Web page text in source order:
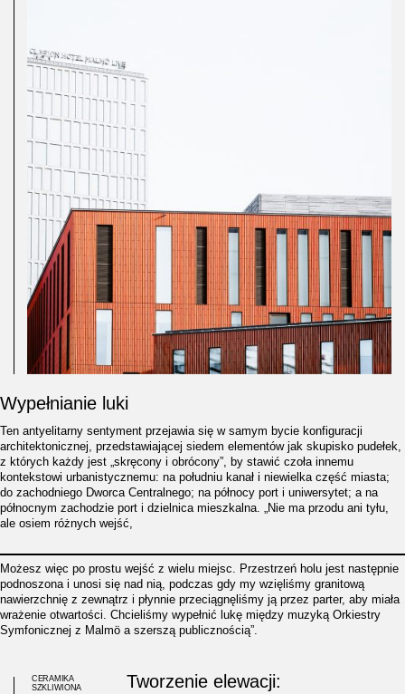
Wypełnianie luki
Ten antyelitarny sentyment przejawia się w samym bycie konfiguracji
architektonicznej, przedstawiającej siedem elementów jak skupisko pudełek,
z których każdy jest „skręcony i obrócony”, by stawić czoła innemu
kontekstowi urbanistycznemu: na południu kanał i niewielka część miasta;
do zachodniego Dworca Centralnego; na północy port i uniwersytet; a na
północnym zachodzie port i dzielnica mieszkalna. „Nie ma przodu ani tyłu,
ale osiem różnych wejść,
Możesz więc po prostu wejść z wielu miejsc. Przestrzeń holu jest następnie
podnoszona i unosi się nad nią, podczas gdy my wzięliśmy granitową
nawierzchnię z zewnątrz i płynnie przeciągnęliśmy ją przez parter, aby miała
wrażenie otwartości. Chcieliśmy wypełnić lukę między muzyką Orkiestry
Symfonicznej z Malmö a szerszą publicznością”.
CERAMIKA
SZKLIWIONA
Tworzenie elewacji: